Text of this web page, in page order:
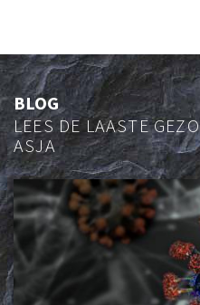
BLOG
LEES DE LAASTE
ASJA